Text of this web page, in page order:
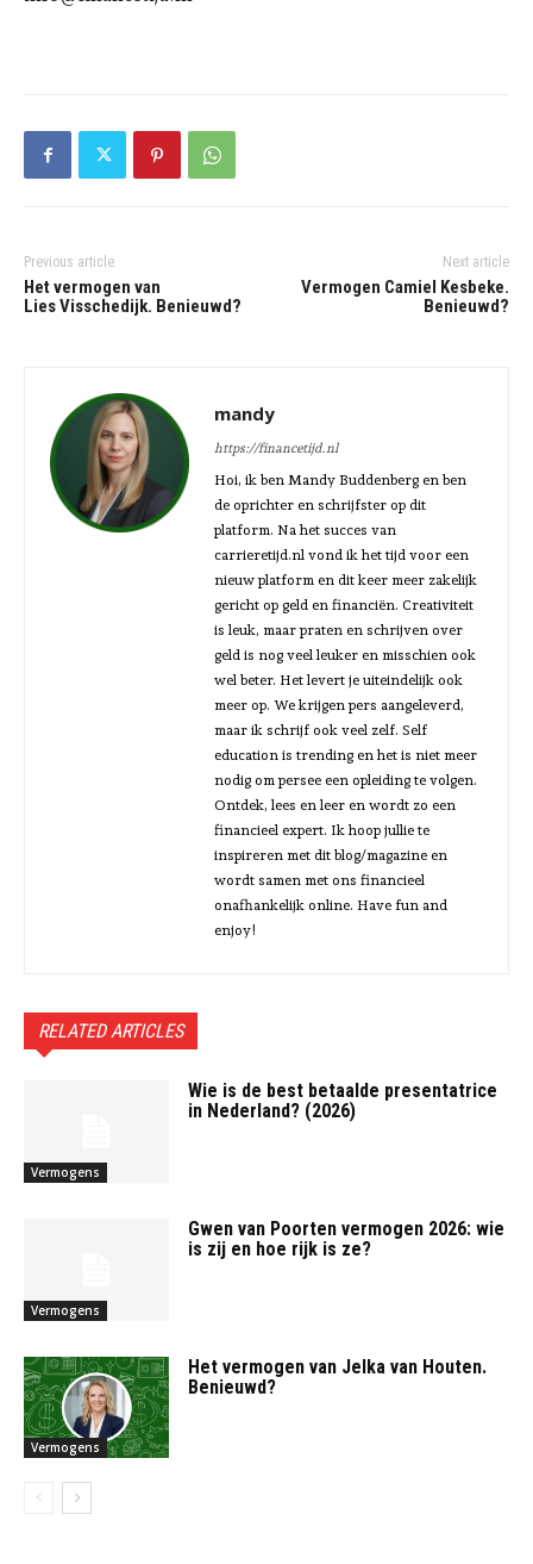
Previous article
Het vermogen van
Lies Visschedijk. Benieuwd?
Next article
Vermogen Camiel Kesbeke.
Benieuwd?
mandy
https://financetijd.nl
Hoi, ik ben Mandy Buddenberg en ben
de oprichter en schrijfster op dit
platform. Na het succes van
carrieretijd.nl vond ik het tijd voor een
nieuw platform en dit keer meer zakelijk
gericht op geld en financiën. Creativiteit
is leuk, maar praten en schrijven over
geld is nog veel leuker en misschien ook
wel beter. Het levert je uiteindelijk ook
meer op. We krijgen pers aangeleverd,
maar ik schrijf ook veel zelf. Self
education is trending en het is niet meer
nodig om persee een opleiding te volgen.
Ontdek, lees en leer en wordt zo een
financieel expert. Ik hoop jullie te
inspireren met dit blog/magazine en
wordt samen met ons financieel
onafhankelijk online. Have fun and
enjoy!
RELATED ARTICLES
Vermogens
Wie is de best betaalde presentatrice
in Nederland? (2026)
Vermogens
Gwen van Poorten vermogen 2026: wie
is zij en hoe rijk is ze?
Vermogens
Het vermogen van Jelka van Houten.
Benieuwd?